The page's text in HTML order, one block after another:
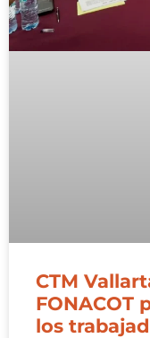
CTM
FONACOT
los